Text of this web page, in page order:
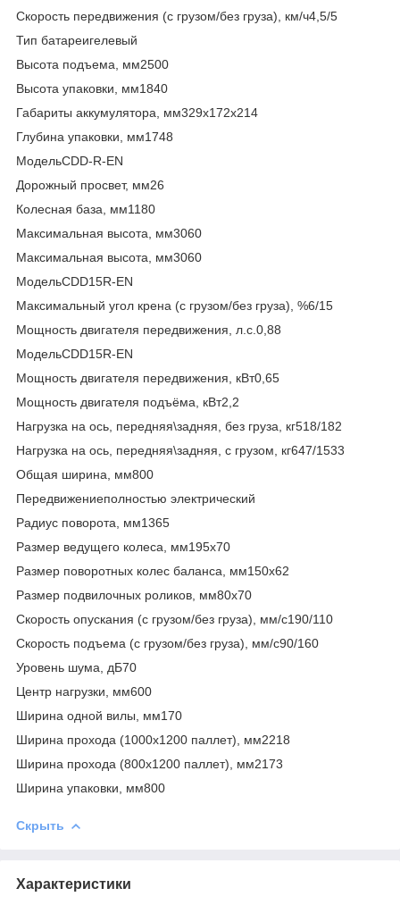
Скорость передвижения (с грузом/без груза), км/ч4,5/5
Тип батареигелевый
Высота подъема, мм2500
Высота упаковки, мм1840
Габариты аккумулятора, мм329х172х214
Глубина упаковки, мм1748
МодельCDD-R-EN
Дорожный просвет, мм26
Колесная база, мм1180
Максимальная высота, мм3060
Максимальная высота, мм3060
МодельCDD15R-EN
Максимальный угол крена (с грузом/без груза), %6/15
Мощность двигателя передвижения, л.с.0,88
МодельCDD15R-EN
Мощность двигателя передвижения, кВт0,65
Мощность двигателя подъёма, кВт2,2
Нагрузка на ось, передняя\задняя, без груза, кг518/182
Нагрузка на ось, передняя\задняя, с грузом, кг647/1533
Общая ширина, мм800
Передвижениеполностью электрический
Радиус поворота, мм1365
Размер ведущего колеса, мм195х70
Размер поворотных колес баланса, мм150х62
Размер подвилочных роликов, мм80х70
Скорость опускания (с грузом/без груза), мм/с190/110
Скорость подъема (с грузом/без груза), мм/с90/160
Уровень шума, дБ70
Центр нагрузки, мм600
Ширина одной вилы, мм170
Ширина прохода (1000х1200 паллет), мм2218
Ширина прохода (800х1200 паллет), мм2173
Ширина упаковки, мм800
Скрыть
Характеристики